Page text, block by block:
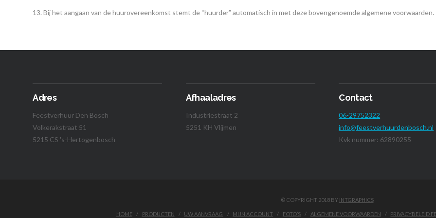
13. Bij het aangaan van de huurovereenkomst stemt de “huurder” automatisch in met deze bovengenoemde algemene voorwaarden.
Adres
Feestverhuur Den Bosch
Volkerakstraat 51
5215 CS 's-Hertogenbosch
Afhaaladres
Industriestraat 2
5251 KH Vlijmen
Contact
06-29752322
info@feestverhuurdenbosch.nl
Kvk nummer: 62890255
© COPYRIGHT 2018 BY INTGRAPHICS
HOME PRODUCTEN UW AANVRAAG MIJN ACCOUNT FOTO’S ALGEMENE VOORWAARDEN PRIVACYBELEID